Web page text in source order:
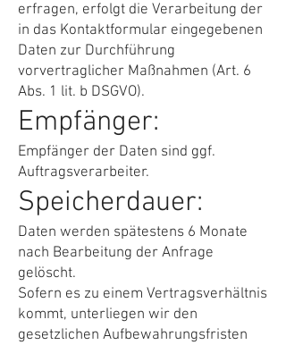
erfragen, erfolgt die Verarbeitung der
in das Kontaktformular eingegebenen
Daten zur Durchführung
vorvertraglicher Maßnahmen (Art. 6
Abs. 1 lit. b DSGVO).
Empfänger:
Empfänger der Daten sind ggf.
Auftragsverarbeiter.
Speicherdauer:
Daten werden spätestens 6 Monate
nach Bearbeitung der Anfrage
gelöscht.
Sofern es zu einem Vertragsverhältnis
kommt, unterliegen wir den
gesetzlichen Aufbewahrungsfristen